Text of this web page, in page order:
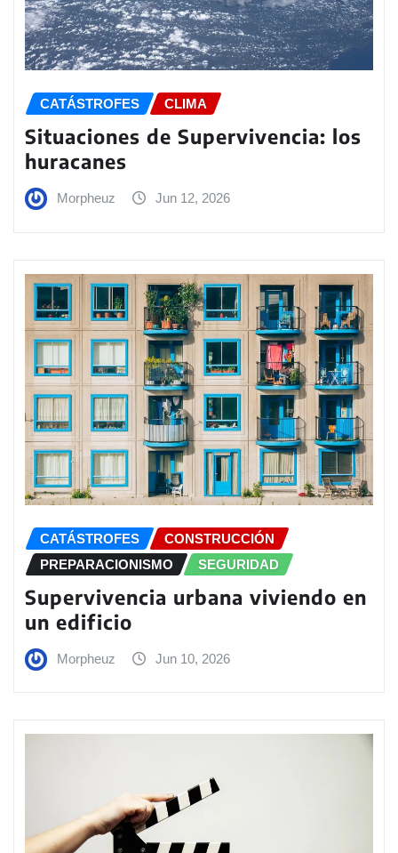
CATÁSTROFES CLIMA
Situaciones de Supervivencia: los
huracanes
Morpheuz Jun 12, 2026
CATÁSTROFES
CONSTRUCCIÓN
PREPARACIONISMO
SEGURIDAD
Supervivencia urbana viviendo en
un edificio
Morpheuz Jun 10, 2026